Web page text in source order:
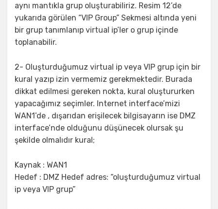
aynı mantıkla grup oluşturabiliriz. Resim 12’de
yukarıda görülen “VIP Group” Sekmesi altında yeni
bir grup tanımlanıp virtual ip’ler o grup içinde
toplanabilir.
2- Oluşturduğumuz virtual ip veya VIP grup için bir
kural yazıp izin vermemiz gerekmektedir. Burada
dikkat edilmesi gereken nokta, kural oluştururken
yapacağımız seçimler. Internet interface’mizi
WAN1’de , dışarıdan erişilecek bilgisayarın ise DMZ
interface’nde olduğunu düşünecek olursak şu
şekilde olmalıdır kural;
Kaynak : WAN1
Hedef : DMZ Hedef adres: “oluşturduğumuz virtual
ip veya VIP grup”